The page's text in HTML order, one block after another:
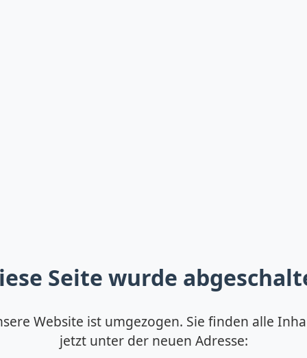
Seite wurde
Website ist umgezogen. Sie finden alle
jetzt unter der neuen Adresse: